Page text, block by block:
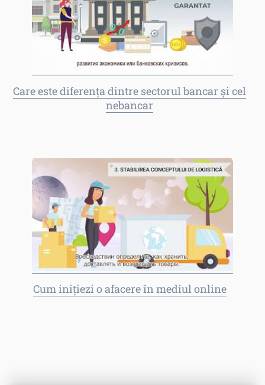
Care este diferența dintre sectorul bancar și cel
nebancar
Cum inițiezi o afacere în mediul online